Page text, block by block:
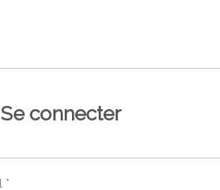
Se connecter